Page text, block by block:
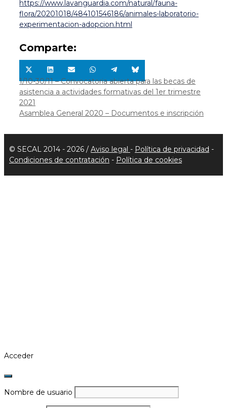
https://www.lavanguardia.com/natural/fauna-
flora/20201018/484101546186/animales-laboratorio-
experimentacion-adopcion.html
Comparte:
Compartir
en
X
(Twitter)
Compartir
en
LinkedIn
Compartir
en
Email
Compartir
en
WhatsApp
Compartir
en
Telegram
Compartir
en
Bluesky
1/10-30/11 – Convocatoria abierta para las becas de
asistencia a actividades formativas del 1er trimestre
2021
Asamblea General 2020 – Documentos e inscripción
© SECAL 2014 - 2026 / Aviso legal - Política de privacidad -
Condiciones de contratación - Política de cookies
Acceder
Nombre de usuario